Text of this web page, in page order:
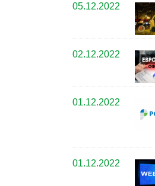
05.12.2022
02.12.2022
01.12.2022
01.12.2022